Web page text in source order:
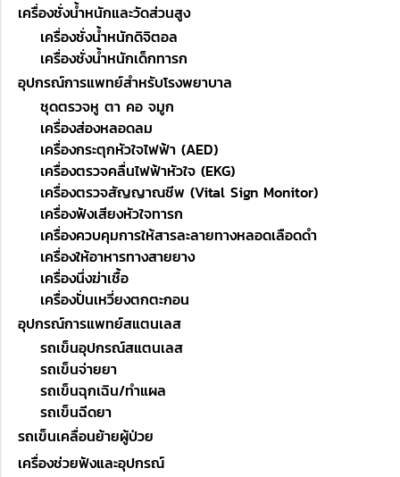
เครื่องชั่งน้ำหนักและวัดส่วนสูง
เครื่องชั่งน้ำหนักดิจิตอล
เครื่องชั่งน้ำหนักเด็กทารก
อุปกรณ์การแพทย์สำหรับโรงพยาบาล
ชุดตรวจหู ตา คอ จมูก
เครื่องส่องหลอดลม
เครื่องกระตุกหัวใจไฟฟ้า (AED)
เครื่องตรวจคลื่นไฟฟ้าหัวใจ (EKG)
เครื่องตรวจสัญญาณชีพ (Vital Sign Monitor)
เครื่องฟังเสียงหัวใจทารก
เครื่องควบคุมการให้สารละลายทางหลอดเลือดดำ
เครื่องให้อาหารทางสายยาง
เครื่องนึ่งฆ่าเชื้อ
เครื่องปั่นเหวี่ยงตกตะกอน
อุปกรณ์การแพทย์สแตนเลส
รถเข็นอุปกรณ์สแตนเลส
รถเข็นจ่ายยา
รถเข็นฉุกเฉิน/ทำแผล
รถเข็นฉีดยา
รถเข็นเคลื่อนย้ายผู้ป่วย
เครื่องช่วยฟังและอุปกรณ์